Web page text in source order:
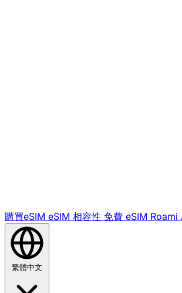
購買eSIM eSIM 相容性 免費 eSIM Roami
繁體中文